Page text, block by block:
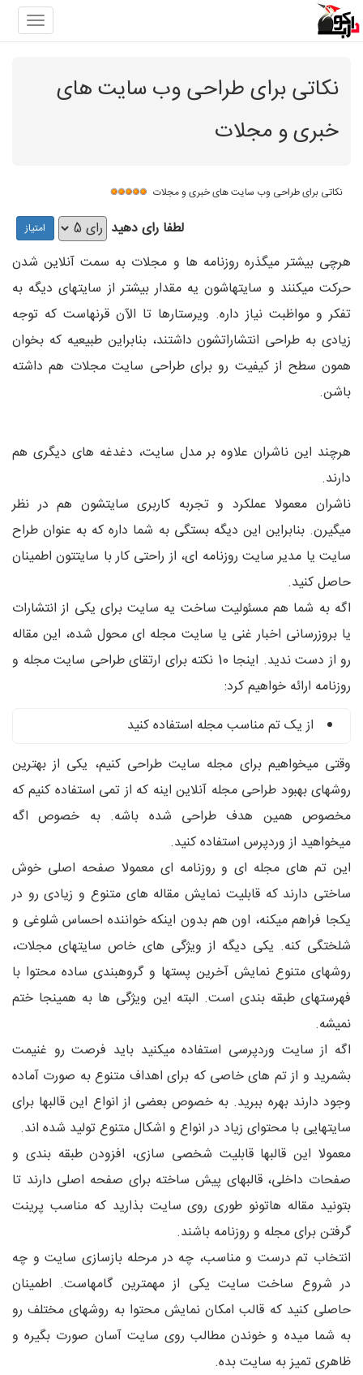
نکاتی برای طراحی وب سایت های
خبری و مجلات
نکاتی برای طراحی وب سایت های خبری و مجلات
لطفا رای دهید
هرچی بیشتر میگذره روزنامه ها و مجلات به سمت آنلاین شدن
حرکت میکنند و سایتهاشون یه مقدار بیشتر از سایتهای دیگه به
تفکر و مواظبت نیاز داره. ویرستارها تا الآن قرنهاست که توجه
زیادی به طراحی انتشاراتشون داشتند، بنابراین طبیعیه که بخوان
همون سطح از کیفیت رو برای طراحی سایت مجلات هم داشته
باشن.
هرچند این ناشران علاوه بر مدل سایت، دغدغه های دیگری هم
دارند.
ناشران معمولا عملکرد و تجربه کاربری سایتشون هم در نظر
میگیرن. بنابراین این دیگه بستگی به شما داره که به عنوان طراح
سایت یا مدیر سایت روزنامه ای، از راحتی کار با سایتتون اطمینان
حاصل کنید.
اگه به شما هم مسئولیت ساخت یه سایت برای یکی از انتشارات
یا بروزرسانی اخبار غنی یا سایت مجله ای محول شده، این مقاله
رو از دست ندید. اینجا 10 نکته برای ارتقای طراحی سایت مجله و
روزنامه ارائه خواهیم کرد:
از یک تم مناسب مجله استفاده کنید
وقتی میخواهیم برای مجله سایت طراحی کنیم، یکی از بهترین
روشهای بهبود طراحی مجله آنلاین اینه که از تمی استفاده کنیم که
مخصوص همین هدف طراحی شده باشه. به خصوص اگه
میخواهید از وردپرس استفاده کنید.
این تم های مجله ای و روزنامه ای معمولا صفحه اصلی خوش
ساختی دارند که قابلیت نمایش مقاله های متنوع و زیادی رو در
یکجا فراهم میکنه، اون هم بدون اینکه خواننده احساس شلوغی و
شلختگی کنه. یکی دیگه از ویژگی های خاص سایتهای مجلات،
روشهای متنوع نمایش آخرین پستها و گروهبندی ساده محتوا با
فهرستهای طبقه بندی است. البته این ویژگی ها به همینجا ختم
نمیشه.
اگه از سایت وردپرسی استفاده میکنید باید فرصت رو غنیمت
بشمرید و از تم های خاصی که برای اهداف متنوع به صورت آماده
وجود دارند بهره ببرید. به خصوص بعضی از انواع این قالبها برای
سایتهایی با محتوای زیاد در انواع و اشکال متنوع تولید شده اند.
معمولا این قالبها قابلیت شخصی سازی، افزودن طبقه بندی و
صفحات داخلی، قالبهای پیش ساخته برای صفحه اصلی دارند تا
بتونید مقاله هاتونو طوری روی سایت بذارید که مناسب پرینت
گرفتن برای مجله و روزنامه باشند.
انتخاب تم درست و مناسب، چه در مرحله بازسازی سایت و چه
در شروع ساخت سایت یکی از مهمترین گامهاست. اطمینان
حاصلی کنید که قالب امکان نمایش محتوا به روشهای مختلف رو
به شما میده و خوندن مطالب روی سایت آسان صورت بگیره و
ظاهری تمیز به سایت بده.